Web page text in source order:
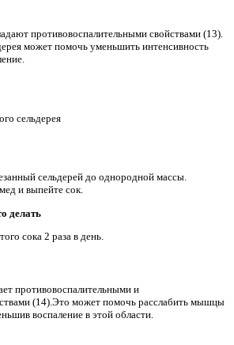
противовоспалительными свойствами (13).
может помочь уменьшить интенсивность
сельдерея
сельдерей до однородной массы.
и выпейте сок.
делать
сока 2 раза в день.
противовоспалительными и
(14).Это может помочь расслабить мышцы
воспаление в этой области.